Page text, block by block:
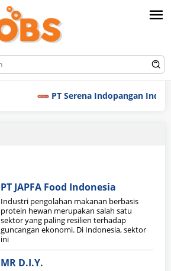
PT Serena Indopangan Industri
PT JAPFA Food Indonesia
Industri pengolahan makanan berbasis
protein hewan merupakan salah satu
sektor yang paling resilien terhadap
guncangan ekonomi. Di Indonesia, sektor
ini
MR D.I.Y.